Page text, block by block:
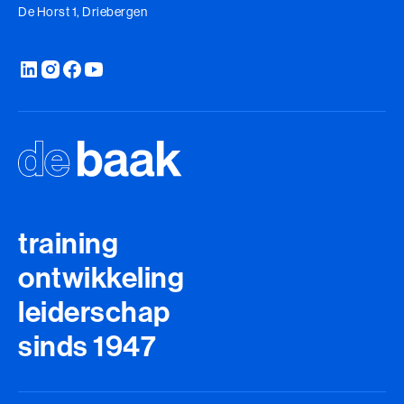
De Horst 1, Driebergen
training
ontwikkeling
leiderschap
sinds 1947